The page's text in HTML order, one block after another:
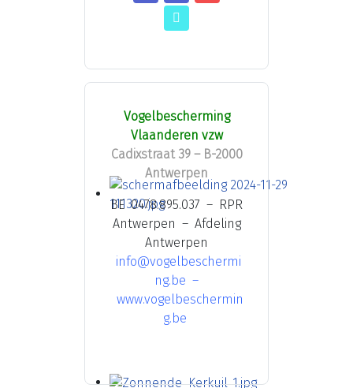
Vogelbescherming
Vlaanderen vzw
Cadixstraat 39 – B-2000
Antwerpen
BE 0478.895.037 – RPR
Antwerpen – Afdeling
Antwerpen
info@vogelbeschermi
ng.be –
www.vogelbeschermin
g.be